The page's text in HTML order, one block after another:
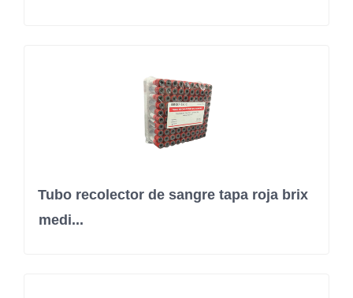
Tubo recolector de sangre tapa roja brix
medi...